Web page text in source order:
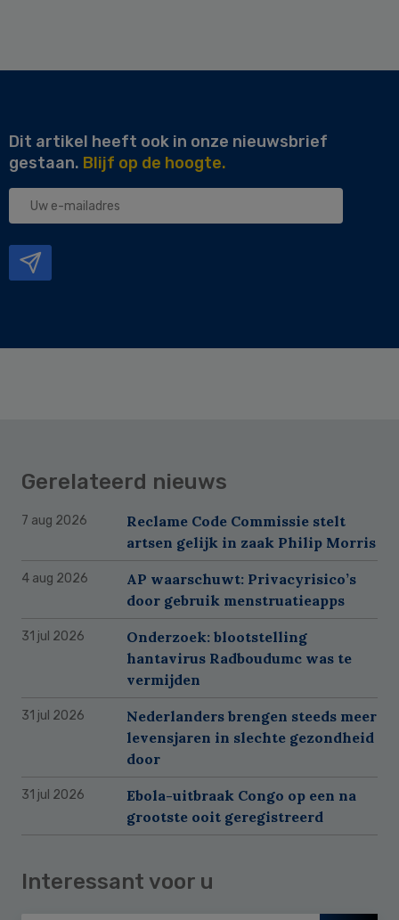
Dit artikel heeft ook in onze nieuwsbrief
gestaan. Blijf op de hoogte.
Uw
Gerelateerd nieuws
7 aug 2026
Reclame Code Commissie stelt
artsen gelijk in zaak Philip Morris
4 aug 2026
AP waarschuwt: Privacyrisico’s
door gebruik menstruatieapps
31 jul 2026
Onderzoek: blootstelling
hantavirus Radboudumc was te
vermijden
31 jul 2026
Nederlanders brengen steeds meer
levensjaren in slechte gezondheid
door
31 jul 2026
Ebola-uitbraak Congo op een na
grootste ooit geregistreerd
Interessant voor u